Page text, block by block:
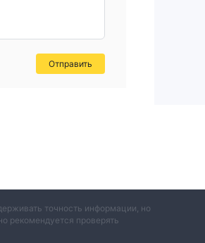
Отправить
точность информации, но
рекомендуется проверять